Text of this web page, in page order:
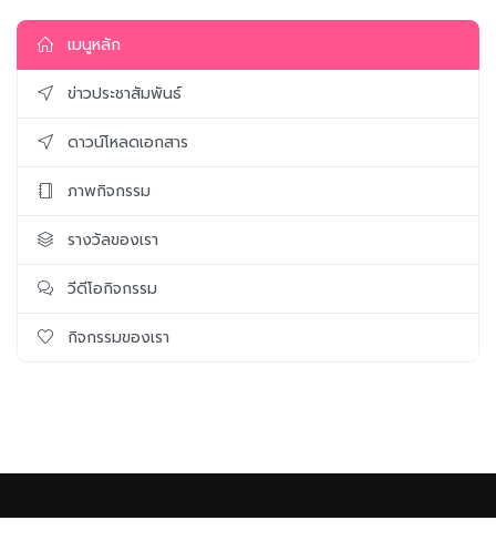
เมนูหลัก
ข่าวประชาสัมพันธ์
ดาวน์โหลดเอกสาร
ภาพกิจกรรม
รางวัลของเรา
วีดีโอกิจกรรม
กิจกรรมของเรา